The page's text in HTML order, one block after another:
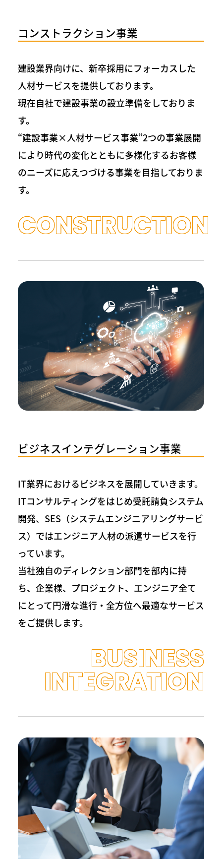
コンストラクション事業
建設業界向けに、新卒採⽤にフォーカスした
⼈材サービスを提供しております。
現在⾃社で建設事業の設⽴準備をしておりま
す。
“建設事業×⼈材サービス事業”2つの事業展開
により時代の変化とともに多様化するお客様
のニーズに応えつづける事業を⽬指しておりま
す。
CONSTRUCTION
ビジネスインテグレーション事業
IT業界におけるビジネスを展開していきます。
ITコンサルティングをはじめ受託請負システム
開発、SES（システムエンジニアリングサービ
ス）ではエンジニア人材の派遣サービスを行
っています。
当社独自のディレクション部門を部内に持
ち、企業様、プロジェクト、エンジニア全て
にとって円滑な進行・全方位へ最適なサービス
をご提供します。
BUSINESS
INTEGRATION